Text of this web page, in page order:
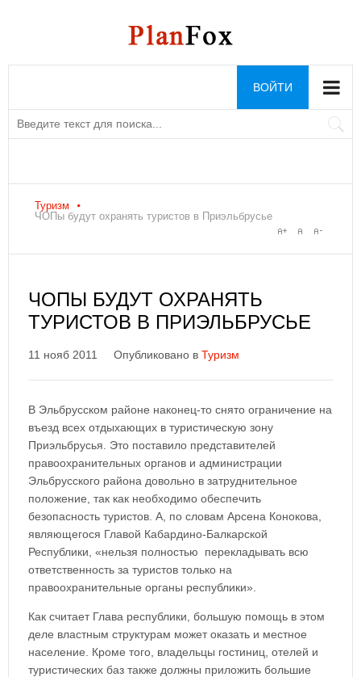
ВОЙТИ
Туризм
ЧОПы будут охранять туристов в Приэльбрусье
ЧОПЫ БУДУТ ОХРАНЯТЬ
ТУРИСТОВ В ПРИЭЛЬБРУСЬЕ
11 нояб 2011 Опубликовано в Туризм
В Эльбрусском районе наконец-то снято ограничение на
въезд всех отдыхающих в туристическую зону
Приэльбрусья. Это поставило представителей
правоохранительных органов и администрации
Эльбрусского района довольно в затруднительное
положение, так как необходимо обеспечить
безопасность туристов. А, по словам Арсена Конокова,
являющегося Главой Кабардино-Балкарской
Республики, «нельзя полностью
перекладывать всю
ответственность за туристов только на
правоохранительные органы республики».
Как считает Глава республики, большую помощь в этом
деле властным структурам может оказать и местное
население. Кроме того, владельцы гостиниц, отелей и
туристических баз также должны приложить большие